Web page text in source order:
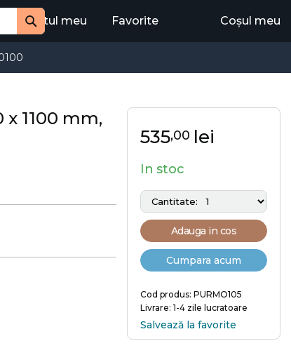
Cauta
Contul meu Favorite Coșul meu
1100 mm,
535,00 lei
In stoc
Adauga in cos
Cumpara acum
Cod produs: PURMO105
Livrare: 1-4 zile lucratoare
Salvează la favorite